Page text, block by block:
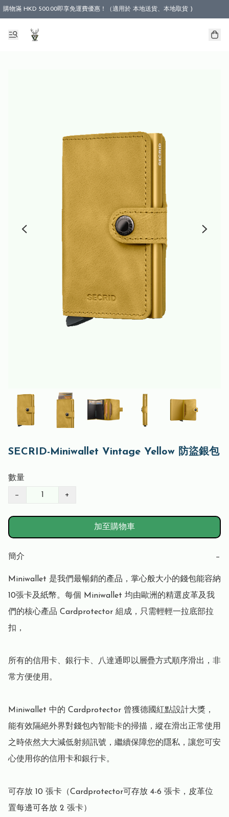
購物滿 HKD 500.00即享免運費優惠！（適用於 本地送貨、本地取貨 )
SECRID-Miniwallet Vintage Yellow 防盜銀包
數量
− +
加至購物車
簡介 −
Miniwallet 是我們最暢銷的產品，掌心般大小的錢包能容納
10張卡及紙幣。每個 Miniwallet 均由歐洲的精選皮革及我
們的核心產品 Cardprotector 組成，只需輕輕一拉底部拉
扣，
所有的信用卡、銀行卡、八達通即以層疊方式順序滑出，非
常方便使用。
Miniwallet 中的 Cardprotector 曾獲德國紅點設計大獎，
能有效隔絕外界對錢包內智能卡的掃描，縱在滑出正常使用
之時依然大大減低射頻訊號，繼續保障您的隱私，讓您可安
心使用你的信用卡和銀行卡。
可存放 10 張卡（Cardprotector可存放 4-6 張卡，皮革位
置每邊可各放 2 張卡）